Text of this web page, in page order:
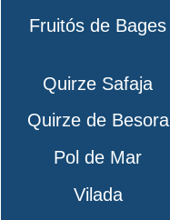
Fruitós de Bages
Quirze Safaja
Quirze de Besora
Pol de Mar
Vilada